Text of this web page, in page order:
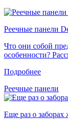
Реечные панели
Что они собой
особенности?
Подробнее
Реечные панели
Еще раз о заборах